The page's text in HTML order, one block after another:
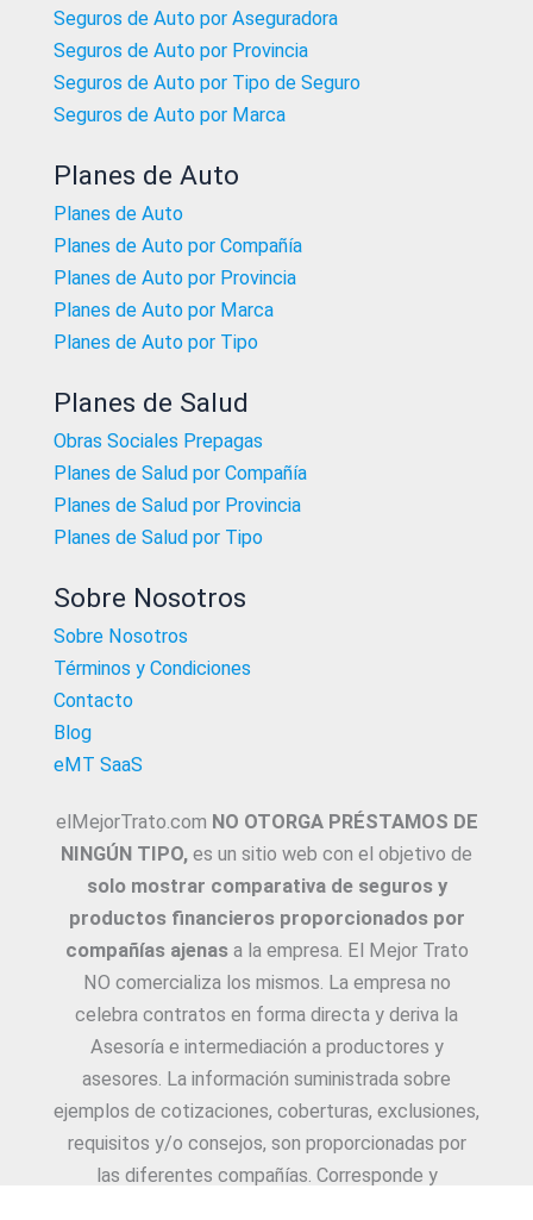
Seguros de Auto por Aseguradora
Seguros de Auto por Provincia
Seguros de Auto por Tipo de Seguro
Seguros de Auto por Marca
Planes de Auto
Planes de Auto
Planes de Auto por Compañía
Planes de Auto por Provincia
Planes de Auto por Marca
Planes de Auto por Tipo
Planes de Salud
Obras Sociales Prepagas
Planes de Salud por Compañía
Planes de Salud por Provincia
Planes de Salud por Tipo
Sobre Nosotros
Sobre Nosotros
Términos y Condiciones
Contacto
Blog
eMT SaaS
elMejorTrato.com NO OTORGA PRÉSTAMOS DE
NINGÚN TIPO, es un sitio web con el objetivo de
solo mostrar comparativa de seguros y
productos financieros proporcionados por
compañías ajenasa la empresa. El Mejor Trato
NO comercializa los mismos. La empresa no
celebra contratos en forma directa y deriva la
Asesoría e intermediación a productores y
asesores. La información suministrada sobre
ejemplos de cotizaciones, coberturas, exclusiones,
requisitos y/o consejos, son proporcionadas por
las diferentes compañías. Corresponde y